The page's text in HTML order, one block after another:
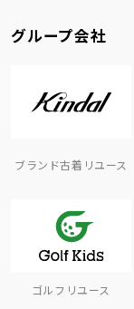
グループ会社
ブランド古着リユース
ゴルフリユース